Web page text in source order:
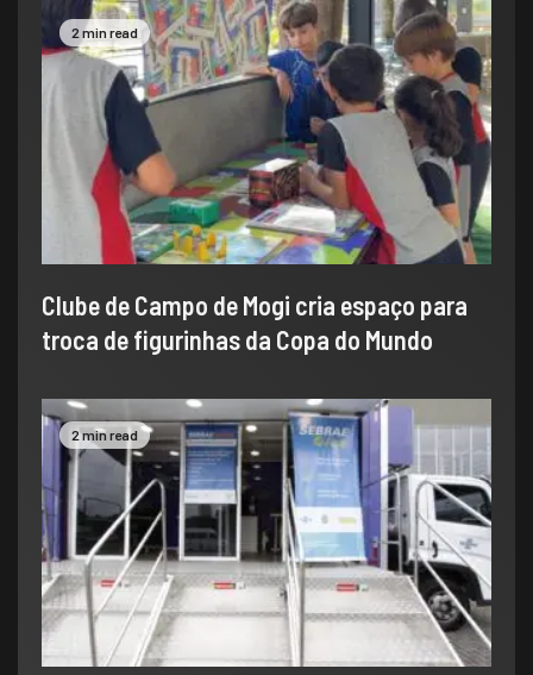
2 min read
Clube de Campo de Mogi cria espaço para
troca de figurinhas da Copa do Mundo
2 min read